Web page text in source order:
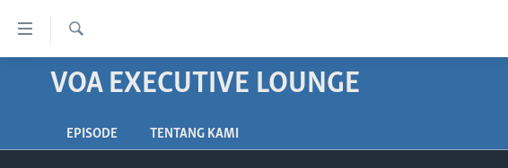
Akses
Konten
BERANDA
VIDEO
VOA EXECUTIVE LOUNGE
EPISODE TENTANG KAMI